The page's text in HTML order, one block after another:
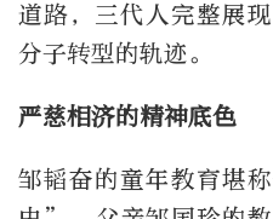
道路，三代人完整展
分子转型的轨迹。
严慈相济的精神底色
邹韬奋的童年教育堪